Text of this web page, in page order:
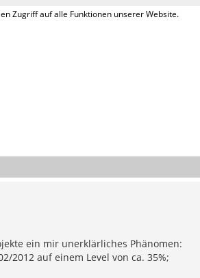
ein mir unerklärliches Phänomen:
2012 auf einem Level von ca. 35%;